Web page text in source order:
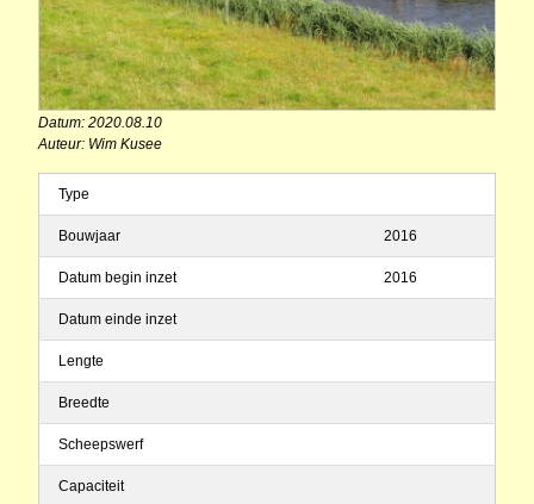
Datum: 2020.08.10
Auteur: Wim Kusee
Type
Bouwjaar 2016
Datum begin inzet 2016
Datum einde inzet
Lengte
Breedte
Scheepswerf
Capaciteit